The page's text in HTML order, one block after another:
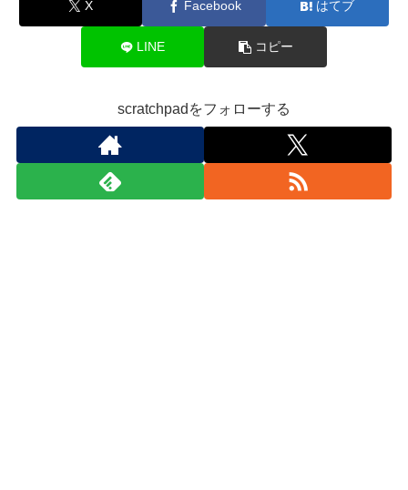
X Facebook はてブ
LINE コピー
scratchpadをフォローする